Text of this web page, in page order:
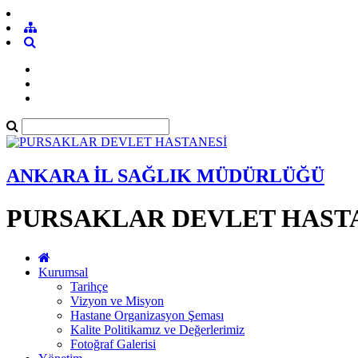
ANKARA İL SAĞLIK MÜDÜRLÜĞÜ
PURSAKLAR DEVLET
Kurumsal
Tarihçe
Vizyon ve Misyon
Hastane Organizasyon Şeması
Kalite Politikamız ve Değerlerimiz
Fotoğraf Galerisi